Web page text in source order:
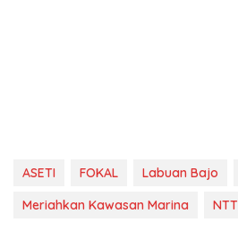
ASETI FOKAL Labuan Bajo
Meriahkan Kawasan Marina
NTT